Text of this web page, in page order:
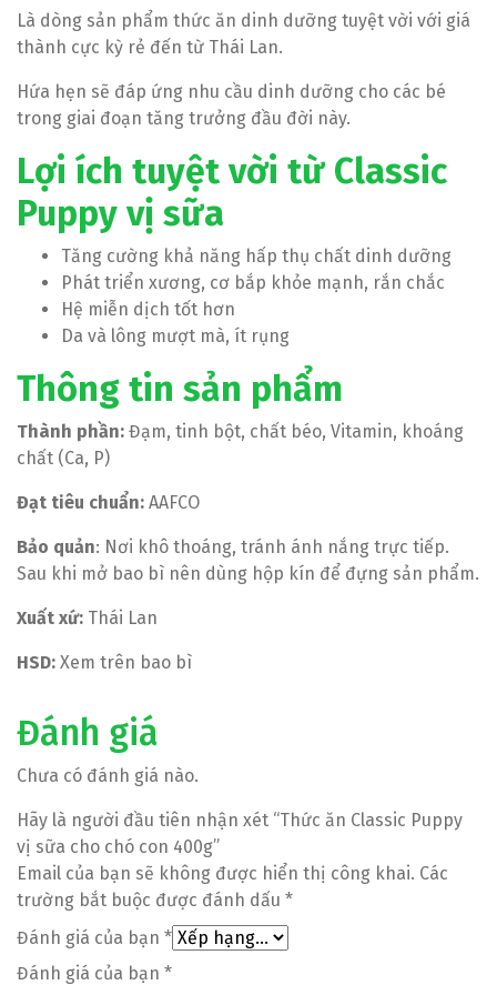
Là dòng sản phẩm thức ăn dinh dưỡng tuyệt vời với giá
thành cực kỳ rẻ đến từ Thái Lan.
Hứa hẹn sẽ đáp ứng nhu cầu dinh dưỡng cho các bé
trong giai đoạn tăng trưởng đầu đời này.
Lợi ích tuyệt vời từ Classic
Puppy vị sữa
Tăng cường khả năng hấp thụ chất dinh dưỡng
Phát triển xương, cơ bắp khỏe mạnh, rắn chắc
Hệ miễn dịch tốt hơn
Da và lông mượt mà, ít rụng
Thông tin sản phẩm
Thành phần: Đạm, tinh bột, chất béo, Vitamin, khoáng
chất (Ca, P)
Đạt tiêu chuẩn: AAFCO
Bảo quản: Nơi khô thoáng, tránh ánh nắng trực tiếp.
Sau khi mở bao bì nên dùng hộp kín để đựng sản phẩm.
Xuất xứ: Thái Lan
HSD: Xem trên bao bì
Đánh giá
Chưa có đánh giá nào.
Hãy là người đầu tiên nhận xét “Thức ăn Classic Puppy
vị sữa cho chó con 400g”
Email của bạn sẽ không được hiển thị công khai. Các
trường bắt buộc được đánh dấu *
Đánh giá của bạn *
Đánh giá của bạn *